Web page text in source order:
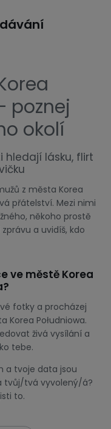
poznej
okolí
hledají lásku, flirt
z města Korea
přátelství. Mezi nimi
někoho prostě
a uvidíš, kdo
ve městě Korea
fotky a procházej
Korea Południowa.
živá vysílání a
tebe.
a tvoje data jsou
tvůj/tvá vyvolený/á?
to.